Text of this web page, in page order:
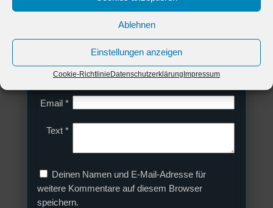
Ablehnen
Einstellungen anzeigen
Cookie-RichtlinieDatenschutzerklärungImpressum
Kommentar schreiben
Deine E-Mail-Addresse wird nicht veröffentlicht.
Name*
Email *
Text *
Deinen Namen und E-Mail-Adresse für
weitere Kommentare auf diesem Browser
speichern.